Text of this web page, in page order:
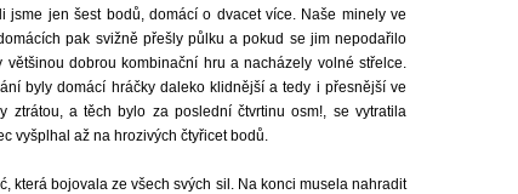
jsme jen šest bodů, domácí o dvacet více. Naše minely ve
pak svižně přešly půlku a pokud se jim nepodařilo
většinou dobrou kombinační hru a nacházely volné střelce.
byly domácí hráčky daleko klidnější a tedy i přesnější ve
ztrátou, a těch bylo za poslední čtvrtinu osm!, se vytratila
vyšplhal až na hrozivých čtyřicet bodů.
která bojovala ze všech svých sil. Na konci musela nahradit